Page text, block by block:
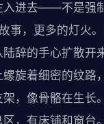
进去——不是强
事，更多的灯火
辞的手心扩散开
旋着细密的纹路
，像骨骼在生长
，有床铺和窗台